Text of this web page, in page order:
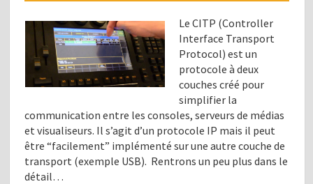
Le CITP (Controller
Interface Transport
Protocol) est un
protocole à deux
couches créé pour
simplifier la
communication entre les consoles, serveurs de médias
et visualiseurs. Il s’agit d’un protocole IP mais il peut
être “facilement” implémenté sur une autre couche de
transport (exemple USB). Rentrons un peu plus dans le
détail…